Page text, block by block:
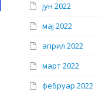
јун 2022
мај 2022
април 2022
март 2022
фебруар 2022